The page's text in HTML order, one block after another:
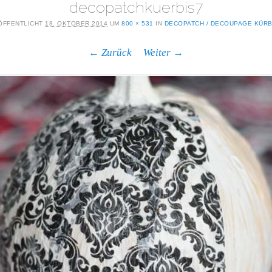
decopatchkuerbis7
18. OKTOBER 2014 UM 800 × 531 IN DECOPATCH / DECOUPAGE
← Zurück Weiter →